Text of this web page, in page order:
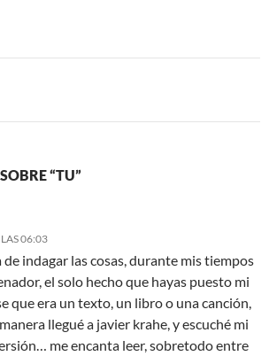
“TU”
06:03
de indagar las cosas, durante mis tiempos
el solo hecho que hayas puesto mi
que era un texto, un libro o una canción,
llegué a javier krahe, y escuché mi
me encanta leer, sobretodo entre